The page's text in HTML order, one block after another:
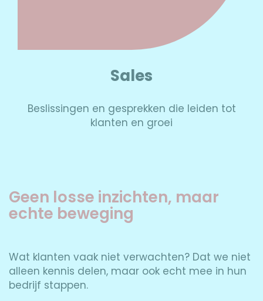
Sales
Beslissingen en gesprekken die leiden tot
klanten en groei
Geen losse inzichten, maar
echte beweging
Wat klanten vaak niet verwachten? Dat we niet
alleen kennis delen, maar ook echt mee in hun
bedrijf stappen.